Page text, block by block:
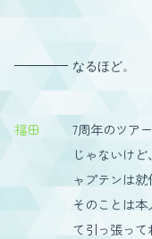
なるほど。
福田
7周年のツア
じゃないけ
ャプテンは就
そのことは
て引っ張っ